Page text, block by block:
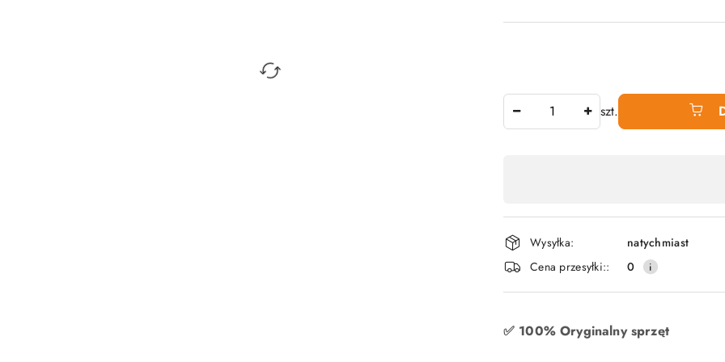
szt.
,
płatność
i
dostawa
Wysyłka:
natychmiast
Cena przesyłki::
0
✅ 100% Oryginalny sprzęt